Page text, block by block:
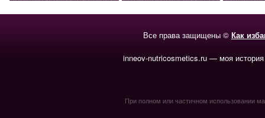
Все права защищены © Как
inneov-nutricosmetics.ru — моя
При полном или частичном использовании